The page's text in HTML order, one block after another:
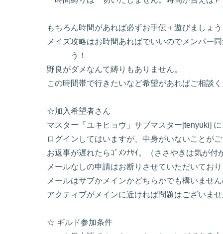
もちろん時間があれば必ずお手伝＋遊びましょ
メイズ攻略はお時間あればでいいのでメン
う！
野良がダメなんて縛りもありません。
この時間帯で行きたいなど希望があればご相談
☆加入希望者さん
マスター「ユキヒョウ」サブマスター[tenyuki]
ログインしてはいますが、中身がいないことが
お返事が遅れたらｺﾞﾒﾝﾅｻｲ。（ささやきは気が
メールなしの申請はお断りさせていただいてお
メールはサブかメインかどちらかでも構いませ
アクティブがメインに近ければ問題はございま
☆ ギルド参加条件